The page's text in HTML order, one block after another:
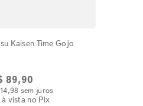
Kaisen Time Gojo
89,90
14,98 sem juros
à vista no Pix